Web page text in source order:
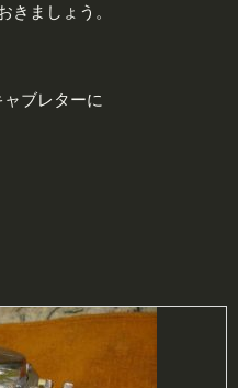
きましょう。
ブレターに